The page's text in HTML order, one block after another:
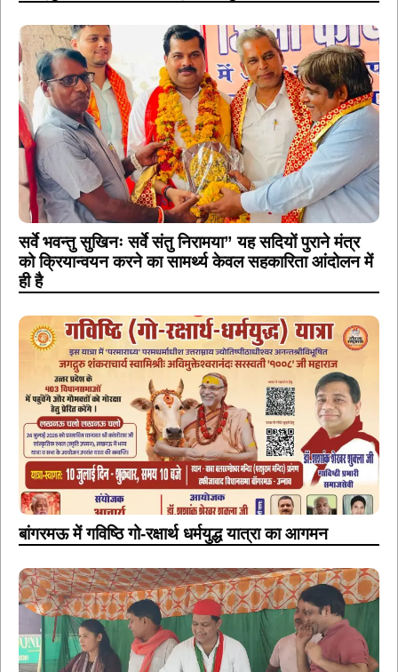
सर्वे भवन्तु सुखिनः सर्वे संतु निरामया” यह सदियों पुराने मंत्र
को क्रियान्वयन करने का सामर्थ्य केवल सहकारिता आंदोलन में
ही है
बांगरमऊ में गविष्ठि गो-रक्षार्थ धर्मयुद्ध यात्रा का आगमन